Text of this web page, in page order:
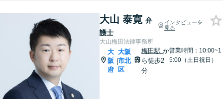
大山 泰寛 弁
護士
インタビューを
見る
大山梅田法律事務所
大
阪
府
|
大阪
市北
区
梅田駅か
ら徒歩2
分
営業時間：10:00~1
5:00（土日祝日）